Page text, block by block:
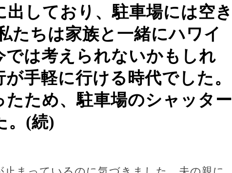
しており、駐車場には空き
たちは家族と一緒にハワイ
は考えられないかもしれ
手軽に行ける時代でした。
ため、駐車場のシャッター
。(続)